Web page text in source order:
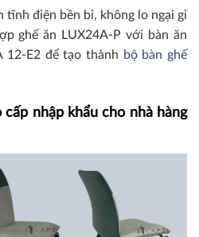
tĩnh điện bền bỉ, không lo ngại gỉ
ghế ăn LUX24A-P với bàn ăn
12-E2 để tạo thành bộ bàn ghế
nhập khẩu cho nhà hàng